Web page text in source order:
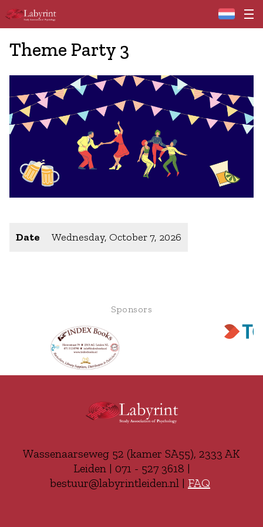
Home
Theme Party 3
Date Wednesday, October 7, 2026
Sponsors
Wassenaarseweg 52 (kamer SA55), 2333 AK
Leiden | 071 - 527 3618 |
bestuur@labyrintleiden.nl | FAQ